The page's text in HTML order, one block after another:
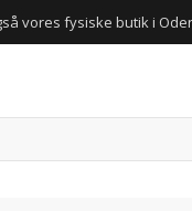
vores fysiske butik i